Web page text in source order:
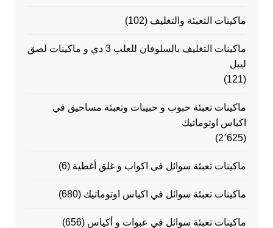
ماكينات التعبئة والتغليف (102)
ماكينات التغليف بالسلوفان للعلب 3 دي و ماكينات لصق
ليبل
(121)
ماكينات تعبئة حبوب و حبيبات وتعبئة مساحيق في
اكياس اوتوماتيك
(2٬625)
ماكينات تعبئة سوائل فى اكواب و غلق أغطية (6)
ماكينات تعبئة سوائل في اكياس اوتوماتيك (680)
ماكينات تعبئة سوائل في عبوات و أكياس (656)